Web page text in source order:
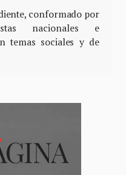
conformado por
nacionales e
temas sociales y de